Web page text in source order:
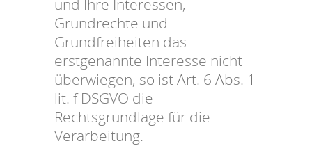
und Ihre Interessen,
Grundrechte und
Grundfreiheiten das
erstgenannte Interesse nicht
überwiegen, so ist Art. 6 Abs. 1
lit. f DSGVO die
Rechtsgrundlage für die
Verarbeitung.